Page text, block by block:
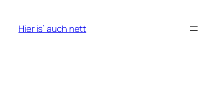
content
Hier is’ auch nett